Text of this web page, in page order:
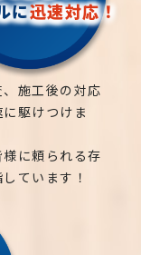
に迅速対応！
施工後の対応
駆けつけま
に頼られる存
ています！